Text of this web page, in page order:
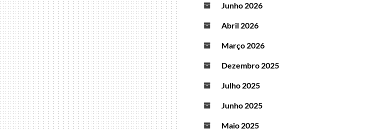
Junho 2026
Abril 2026
Março 2026
Dezembro 2025
Julho 2025
Junho 2025
Maio 2025